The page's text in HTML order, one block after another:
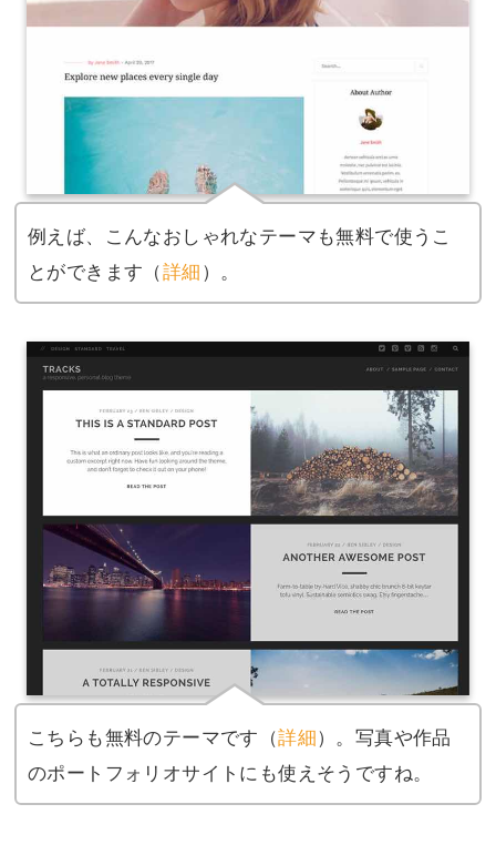
例えば、こんなおしゃれなテーマも無料で使うこ
とができます（詳細）。
こちらも無料のテーマです（詳細）。写真や作品
のポートフォリオサイトにも使えそうですね。